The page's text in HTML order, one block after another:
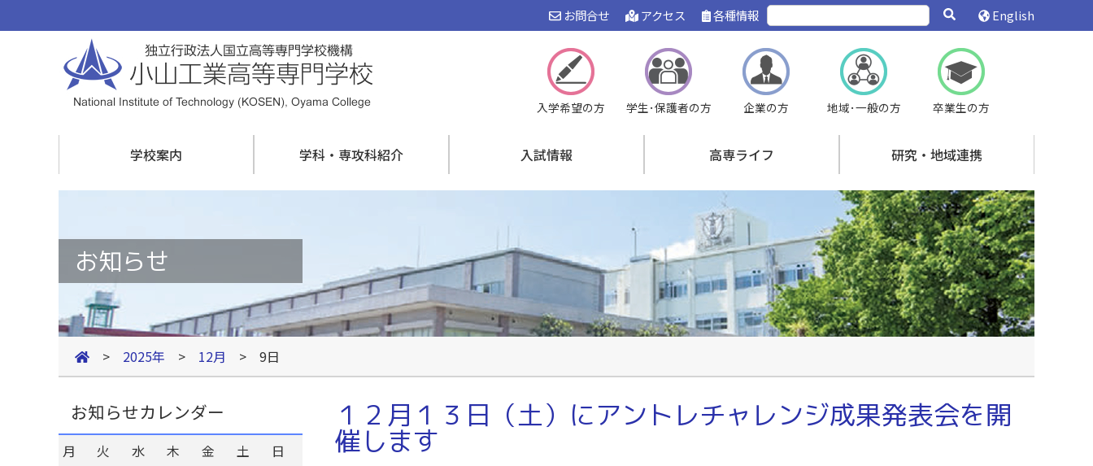
English
各種情報
アクセス
お問合せ
入学希望の方 学生･保護者の方 企業の方 地域･一般の方 卒業生の方
学校案内 学科・専攻科紹介 入試情報 高専ライフ 研究・地域連携
お知らせ
> 2025年 > 12月 > 9日
１２月１３日（土）にアントレチャレンジ成果発表会を開
催します
お知らせカレンダー
月 火 水 木 金 土
日